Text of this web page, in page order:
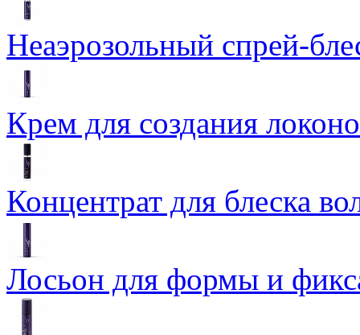
Неаэрозольный спрей-
Крем для создания
Концентрат для блеска
Лосьон для формы и